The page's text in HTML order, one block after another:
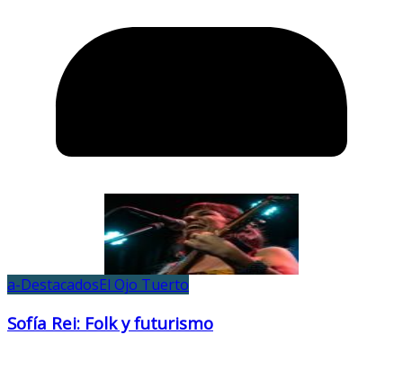
a-DestacadosEl Ojo Tuerto
Sofía Rei: Folk y futurismo